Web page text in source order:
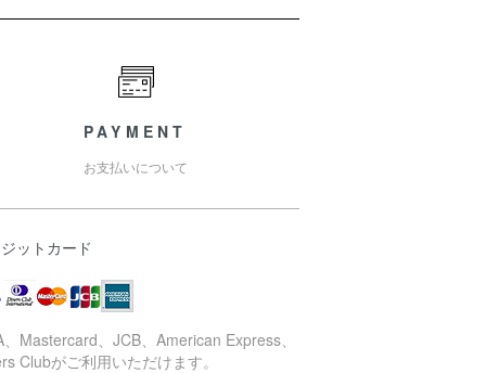
PAYMENT
お支払いについて
ットカード
、Mastercard、JCB、American Express、
Clubがご利用いただけます。